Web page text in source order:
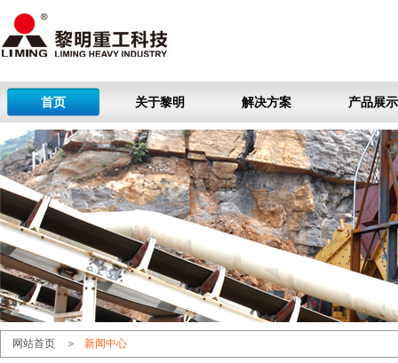
首页 关于黎明 解决方案 产品展示
网站首页 ＞ 新闻中心